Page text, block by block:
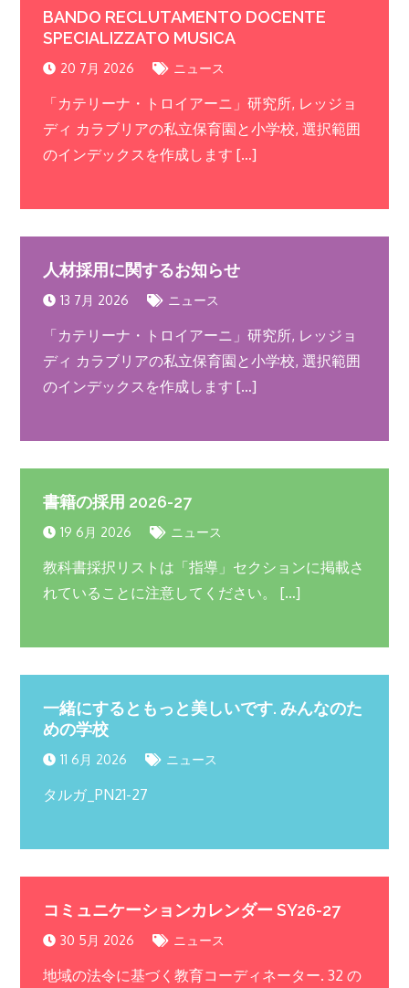
BANDO RECLUTAMENTO DOCENTE
SPECIALIZZATO MUSICA
20 7月 2026 ニュース
「カテリーナ・トロイアーニ」研究所, レッジョ
ディ カラブリアの私立保育園と小学校, 選択範囲
のインデックスを作成します […]
人材採用に関するお知らせ
13 7月 2026 ニュース
「カテリーナ・トロイアーニ」研究所, レッジョ
ディ カラブリアの私立保育園と小学校, 選択範囲
のインデックスを作成します […]
書籍の採用 2026-27
19 6月 2026 ニュース
教科書採択リストは「指導」セクションに掲載さ
れていることに注意してください。 […]
一緒にするともっと美しいです. みんなのた
めの学校
11 6月 2026 ニュース
タルガ_PN21-27
コミュニケーションカレンダー SY26-27
30 5月 2026 ニュース
地域の法令に基づく教育コーディネーター. 32 の